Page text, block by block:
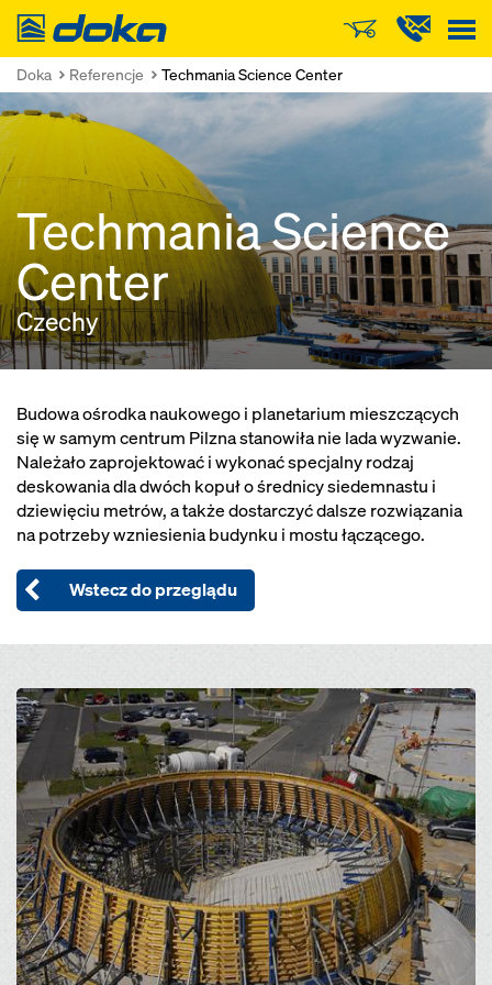
Doka
Doka Referencje Techmania Science Center
Techmania Science
Center
Czechy
Budowa ośrodka naukowego i planetarium mieszczących
się w samym centrum Pilzna stanowiła nie lada wyzwanie.
Należało zaprojektować i wykonać specjalny rodzaj
deskowania dla dwóch kopuł o średnicy siedemnastu i
dziewięciu metrów, a także dostarczyć dalsze rozwiązania
na potrzeby wzniesienia budynku i mostu łączącego.
Wstecz do przeglądu
Open